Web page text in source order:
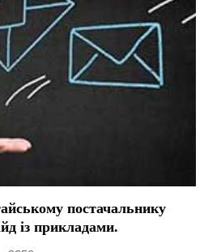
постачальнику
із прикладами.